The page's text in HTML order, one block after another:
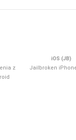
z
iOS (JB)
Jailbroken